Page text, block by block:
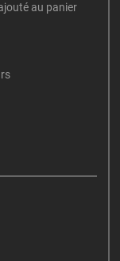
au panier